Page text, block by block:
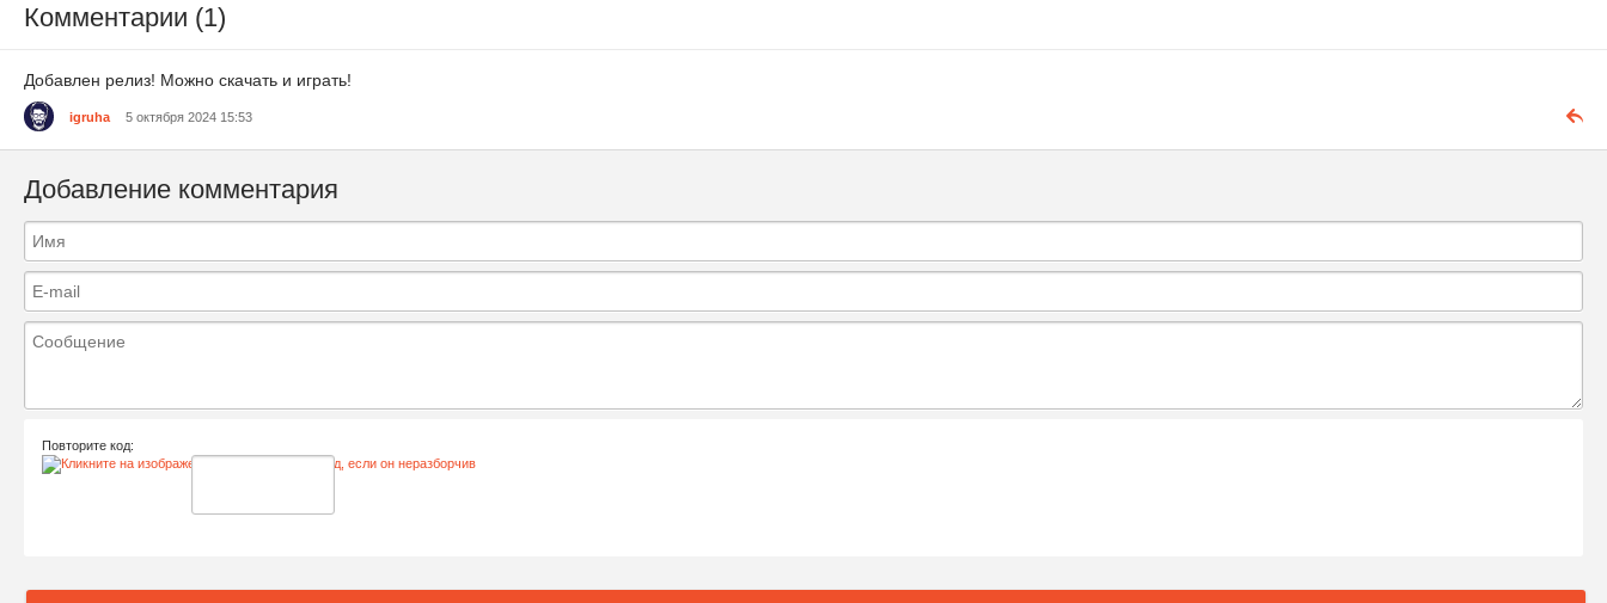
Комментарии (1)
Добавлен релиз! Можно скачать и играть!
igruha 5 октября 2024 15:53
Добавление комментария
Повторите код: